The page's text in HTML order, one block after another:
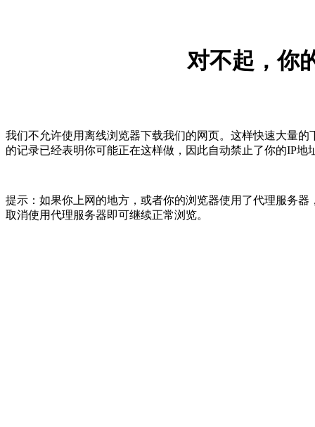
对不起，你
我们不允许使用离线浏览器下载我们的网页。这样快速大量
的记录已经表明你可能正在这样做，因此自动禁止了你的IP
提示：如果你上网的地方，或者你的浏览器使用了代理服务
取消使用代理服务器即可继续正常浏览。